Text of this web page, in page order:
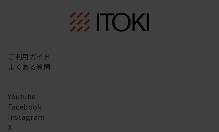
ご利用ガイド
よくある質問
Youtube
Facebook
Instagram
X